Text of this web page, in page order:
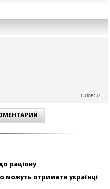
Слов: 0
раціону
можуть отримати українці